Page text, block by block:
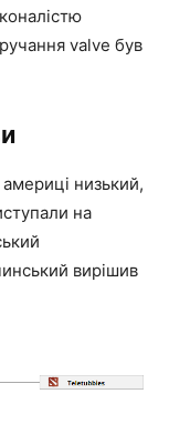
valve був
низький,
на
вирішив